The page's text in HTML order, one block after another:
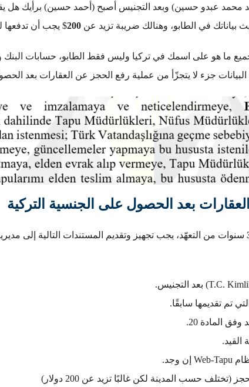
عبدو حسين) وبعد التجنيس أصبح (أحمد حسين) برأيك هل
في الطابو، وهنالك ضريبة تزيد عن 200$ يجب أن تدفعها
ما هو على اسمك في تركيا وليس فقط الطابو، حسابات البنك
جزء لا يتجزّأ من عملية رفع الحجز عن العقارات بعد
بعد الحصول على الجنسية التركية
سنوات من التعهّد، يجب تجهيز وتقديم المستندات التالية إلى
المادة 20.
حسب المدينة لكن غالبًا تزيد عن 200 دولار)